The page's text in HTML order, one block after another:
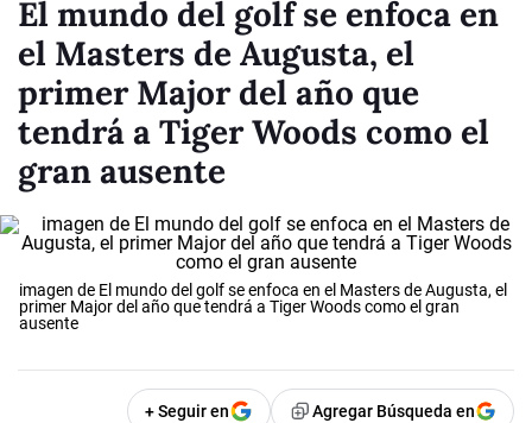
El mundo del golf se enfoca en
el Masters de Augusta, el
primer Major del año que
tendrá a Tiger Woods como el
gran ausente
imagen de El mundo del golf se enfoca en el Masters de Augusta, el
primer Major del año que tendrá a Tiger Woods como el gran
ausente
+ Seguir en Agregar Búsqueda en